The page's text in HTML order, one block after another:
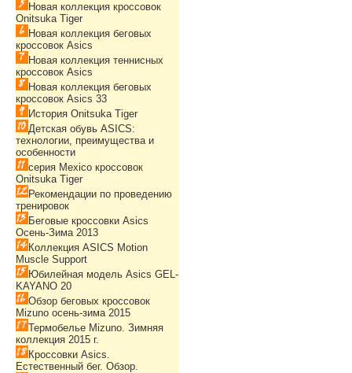
Новая коллекция кроссовок
Onitsuka Tiger
Новая коллекция беговых
кроссовок Asics
Новая коллекция теннисных
кроссовок Asics
Новая коллекция беговых
кроссовок Asics 33
История Onitsuka Tiger
Детская обувь ASICS:
технологии, преимущества и
особенности
серия Mexico кроссовок
Onitsuka Tiger
Рекомендации по проведению
тренировок
Беговые кроссовки Asics
Осень-Зима 2013
Коллекция ASICS Motion
Muscle Support
Юбилейная модель Asics GEL-
KAYANO 20
Обзор беговых кроссовок
Mizuno осень-зима 2015
Термобелье Mizuno. Зимняя
коллекция 2015 г.
Кроссовки Asics.
Естественный бег. Обзор.